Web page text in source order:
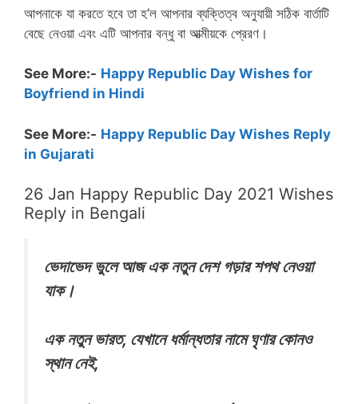
আপনাকে যা করতে হবে তা হ’ল আপনার ব্যক্তিত্ব অনুযায়ী সঠিক বার্তাটি
বেছে নেওয়া এবং এটি আপনার বন্ধু বা আত্মীয়কে প্রেরণ।
See More:- Happy Republic Day Wishes for
Boyfriend in Hindi
See More:- Happy Republic Day Wishes Reply
in Gujarati
26 Jan Happy Republic Day 2021 Wishes
Reply in Bengali
ভেদাভেদ ভুলে আজ এক নতুন দেশ গড়ার শপথ নেওয়া
যাক।
এক নতুন ভারত, যেখানে ধর্মান্ধতার নামে ঘৃণার কোনও
স্থান নেই,